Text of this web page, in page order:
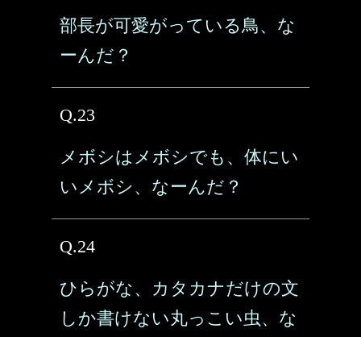
部長が可愛がっている鳥、な
ーんだ？
Q.23
メボシはメボシでも、体にい
いメボシ、なーんだ？
Q.24
ひらがな、カタカナだけの文
しか書けない丸っこい虫、な